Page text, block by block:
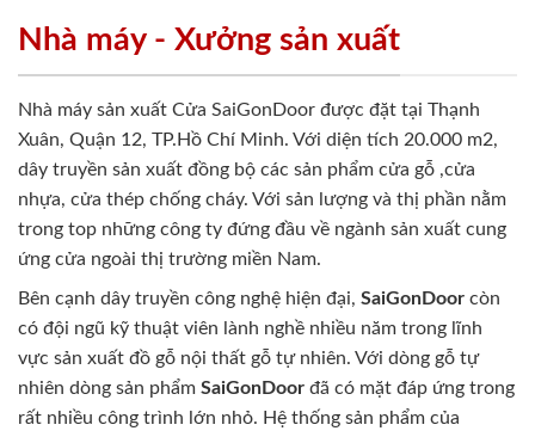
Nhà máy - Xưởng sản xuất
Nhà máy sản xuất Cửa SaiGonDoor được đặt tại Thạnh
Xuân, Quận 12, TP.Hồ Chí Minh. Với diện tích 20.000 m2,
dây truyền sản xuất đồng bộ các sản phẩm cửa gỗ ,cửa
nhựa, cửa thép chống cháy. Với sản lượng và thị phần nằm
trong top những công ty đứng đầu về ngành sản xuất cung
ứng cửa ngoài thị trường miền Nam.
Bên cạnh dây truyền công nghệ hiện đại, SaiGonDoor còn
có đội ngũ kỹ thuật viên lành nghề nhiều năm trong lĩnh
vực sản xuất đồ gỗ nội thất gỗ tự nhiên. Với dòng gỗ tự
nhiên dòng sản phẩm SaiGonDoor đã có mặt đáp ứng trong
rất nhiều công trình lớn nhỏ. Hệ thống sản phẩm của